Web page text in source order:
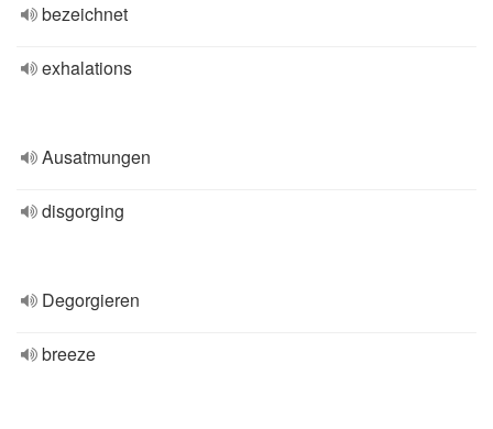
bezeichnet
exhalations
Ausatmungen
disgorging
Degorgieren
breeze